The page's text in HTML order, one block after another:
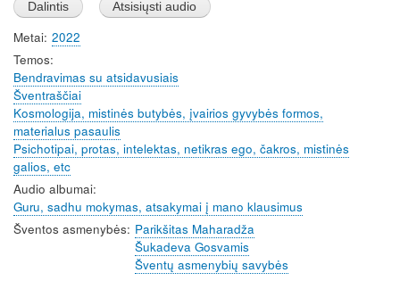
Metai 2022
Temos
Bendravimas su atsidavusiais
Šventraščiai
Kosmologija, mistinės butybės, įvairios gyvybės formos,
materialus pasaulis
Psichotipai, protas, intelektas, netikras ego, čakros, mistinės
galios, etc
Audio albumai
Guru, sadhu mokymas, atsakymai į mano klausimus
Šventos asmenybės Parikšitas Maharadža
Šukadeva Gosvamis
Šventų asmenybių savybės